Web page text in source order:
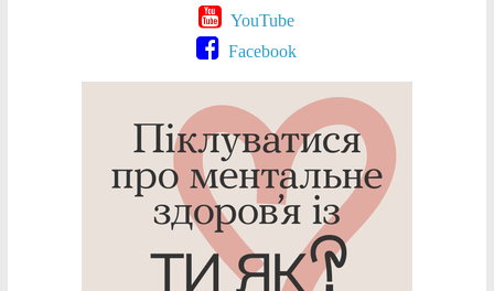
YouTube
Facebook